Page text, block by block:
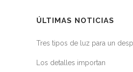
ÚLTIMAS NOTICIAS
Tres tipos de luz para un
Los detalles importan